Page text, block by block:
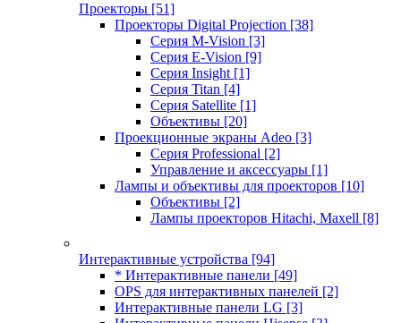
Проекторы [51]
Проекторы Digital Projection [38]
Серия M-Vision [3]
Серия E-Vision [9]
Серия Insight [1]
Серия Titan [4]
Серия Satellite [1]
Объективы [20]
Проекционные экраны Adeo [3]
Серия Professional [2]
Управление и аксессуары [1]
Лампы и объективы для проекторов [10]
Объективы [2]
Лампы проекторов Hitachi, Maxell [8]
Интерактивные устройства [94]
* Интерактивные панели [49]
OPS для интерактивных панелей [2]
Интерактивные панели LG [3]